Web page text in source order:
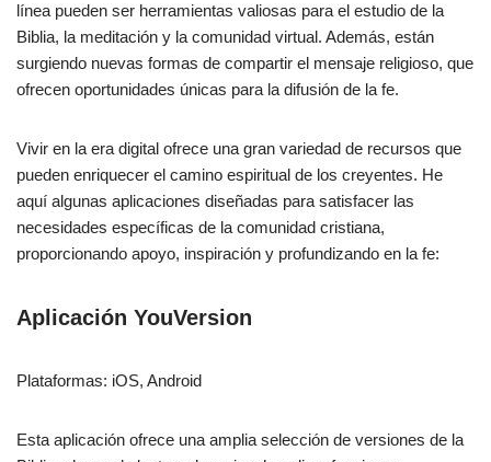
línea pueden ser herramientas valiosas para el estudio de la
Biblia, la meditación y la comunidad virtual. Además, están
surgiendo nuevas formas de compartir el mensaje religioso, que
ofrecen oportunidades únicas para la difusión de la fe.
Vivir en la era digital ofrece una gran variedad de recursos que
pueden enriquecer el camino espiritual de los creyentes. He
aquí algunas aplicaciones diseñadas para satisfacer las
necesidades específicas de la comunidad cristiana,
proporcionando apoyo, inspiración y profundizando en la fe:
Aplicación YouVersion
Plataformas: iOS, Android
Esta aplicación ofrece una amplia selección de versiones de la